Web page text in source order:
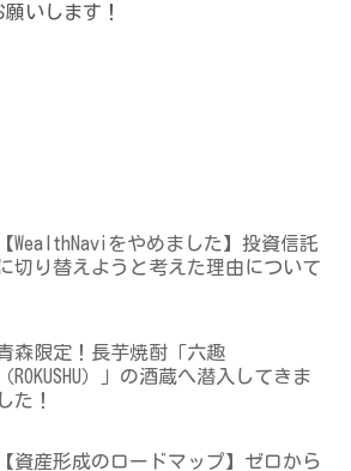
いします！
【WealthNaviをやめました】投資信託
切り替えようと考えた理由について
森限定！長芋焼酎「六趣
（ROKUSHU）」の酒蔵へ潜入してきま
した！
【資産形成のロードマップ】ゼロから